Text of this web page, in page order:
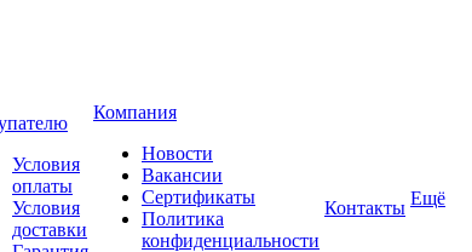
Условия
оплаты
Условия
доставки
Компания
Новости
Вакансии
Сертификаты
Политика
конфиденциальности
Контакты Ещё